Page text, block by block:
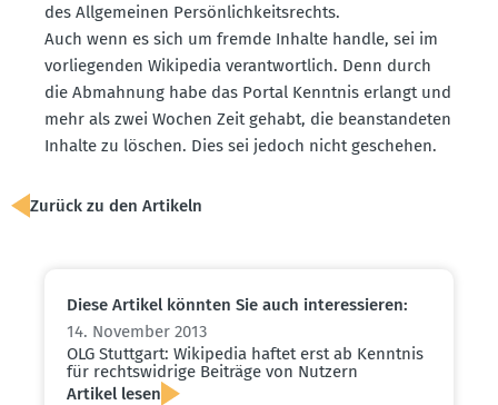
des Allge­meinen Persön­lich­keits­rechts.
Auch wenn es sich um fremde Inhalte handle, sei im
vorlie­genden Wikipedia verant­wortlich. Denn durch
die Abmahnung habe das Portal Kenntnis erlangt und
mehr als zwei Wochen Zeit gehabt, die beanstan­deten
Inhalte zu löschen. Dies sei jedoch nicht geschehen.
Zurück zu den Artikeln
Diese Artikel könnten Sie auch inter­es­sieren:
14. November 2013
OLG Stuttgart: Wikipedia haftet erst ab Kenntnis
für rechts­widrige Beiträge von Nutzern
Artikel lesen